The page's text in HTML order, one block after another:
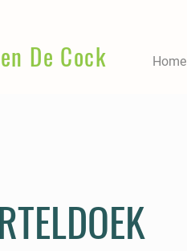
De Cock Home